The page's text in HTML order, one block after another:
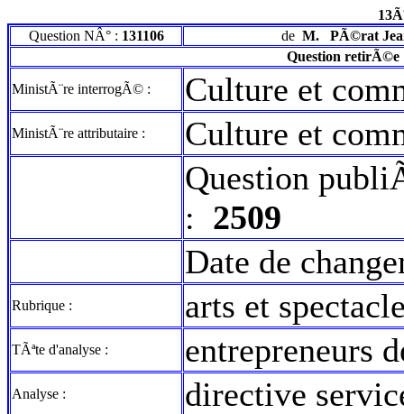
Question NÂ° : 131106 de M.
PÃ©rat
Question retirÃ©e
MinistÃ¨re interrogÃ© : Culture et
MinistÃ¨re attributaire :
Culture et
Question
: 2509
Date de
Rubrique : arts et
TÃªte d'analyse : entrepreneurs
Analyse : directive